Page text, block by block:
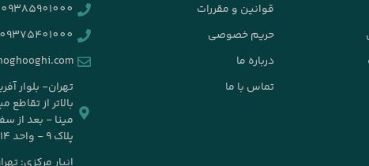
قوانین و مقررات
حریم خصوصی
درباره ما
تماس با ما
09385901000
09375401000
تهران- بلوار
بالاتر از
مینا - بعد از
پلاک ۹ - واحد ۱۴